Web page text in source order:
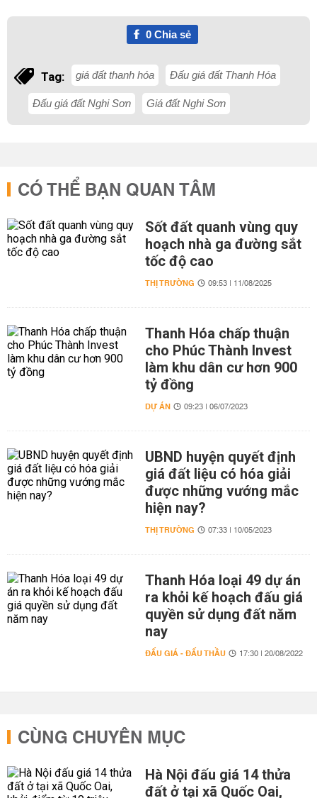
0Chia sẻ
Tag: giá đất thanh hóa Đấu giá đất Thanh Hóa
Đấu giá đất Nghi Sơn Giá đất Nghi Sơn
CÓ THỂ BẠN QUAN TÂM
Sốt đất quanh vùng quy
hoạch nhà ga đường sắt
tốc độ cao
THỊ TRƯỜNG 09:53 | 11/08/2025
Thanh Hóa chấp thuận
cho Phúc Thành Invest
làm khu dân cư hơn 900
tỷ đồng
DỰ ÁN 09:23 | 06/07/2023
UBND huyện quyết định
giá đất liệu có hóa giải
được những vướng mắc
hiện nay?
THỊ TRƯỜNG 07:33 | 10/05/2023
Thanh Hóa loại 49 dự án
ra khỏi kế hoạch đấu giá
quyền sử dụng đất năm
nay
ĐẤU GIÁ - ĐẤU THẦU 17:30 | 20/08/2022
CÙNG CHUYÊN MỤC
Hà Nội đấu giá 14 thửa
đất ở tại xã Quốc Oai,